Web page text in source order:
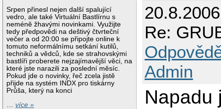
Srpen přinesl nejen další spalující
vedro, ale také Virtuální Bastlírnu s
neméně žhavými novinkami. Využijte
tedy předpovědi na deštivý čtvrteční
večer a od 20:00 se připojte online k
tomuto neformálnímu setkání kutilů,
techniků a vědců, kde se strahovskými
bastlíři proberete nejzajímavější věci, na
které jste narazili za poslední měsíc.
Pokud jde o novinky, řeč zcela jistě
přijde na systém INDX pro tiskárny
Průša, který na konci
…více »
Re:
Admin